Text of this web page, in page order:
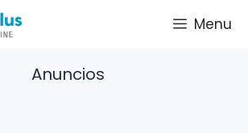
Menu
Anuncios